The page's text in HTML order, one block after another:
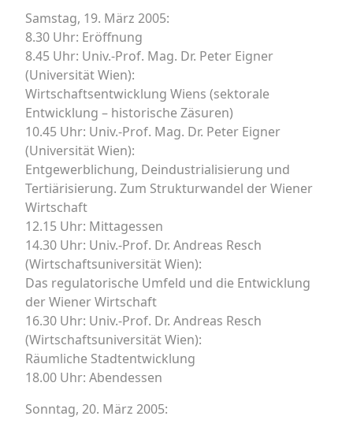
Samstag, 19. März 2005:
8.30 Uhr: Eröffnung
8.45 Uhr: Univ.-Prof. Mag. Dr. Peter Eigner
(Universität Wien):
Wirtschaftsentwicklung Wiens (sektorale
Entwicklung – historische Zäsuren)
10.45 Uhr: Univ.-Prof. Mag. Dr. Peter Eigner
(Universität Wien):
Entgewerblichung, Deindustrialisierung und
Tertiärisierung. Zum Strukturwandel der Wiener
Wirtschaft
12.15 Uhr: Mittagessen
14.30 Uhr: Univ.-Prof. Dr. Andreas Resch
(Wirtschaftsuniversität Wien):
Das regulatorische Umfeld und die Entwicklung
der Wiener Wirtschaft
16.30 Uhr: Univ.-Prof. Dr. Andreas Resch
(Wirtschaftsuniversität Wien):
Räumliche Stadtentwicklung
18.00 Uhr: Abendessen
Sonntag, 20. März 2005: